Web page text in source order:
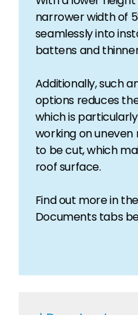
narrower width of
seamlessly into
battens and
Additionally, such
options reduces
which is
working on uneven
to be cut, which
roof surface.
Find out more in
Documents tabs